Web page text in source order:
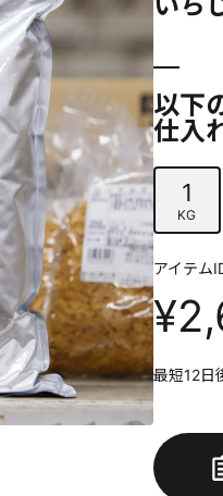
以下
仕入
1
KG
アイテム
最短12日